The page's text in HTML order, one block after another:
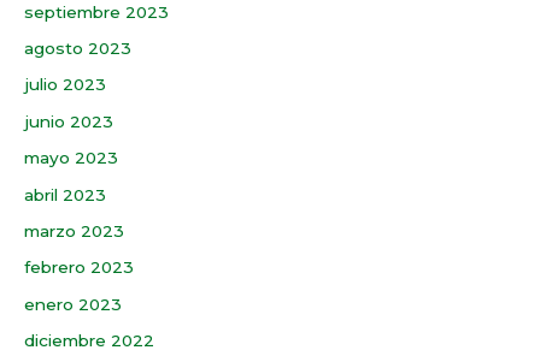
septiembre 2023
agosto 2023
julio 2023
junio 2023
mayo 2023
abril 2023
marzo 2023
febrero 2023
enero 2023
diciembre 2022